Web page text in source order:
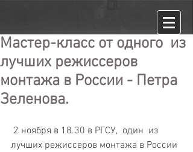
Мастер-класс от одного из
лучших режиссеров
монтажа в России - Петра
Зеленова.
лучших режиссеров монтажа в России